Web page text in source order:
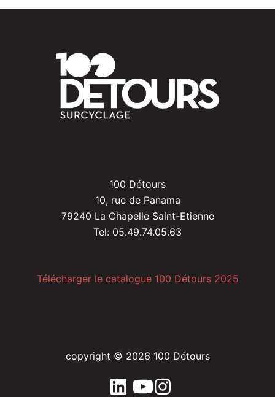
100 Détours
10, rue de Panama
79240 La Chapelle Saint-Etienne
Tel: 05.49.74.05.63
Télécharger le catalogue 100 Détours 2025
copyright © 2026 100 Détours